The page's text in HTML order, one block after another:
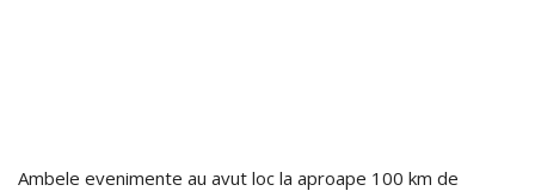
Ambele evenimente au avut loc la aproape 100 km de